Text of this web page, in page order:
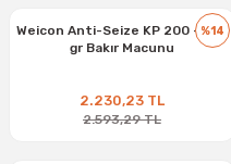
%14
Weicon Anti-Seize KP 200 - 200
gr Bakır Macunu
2.230,23 TL
2.593,29 TL